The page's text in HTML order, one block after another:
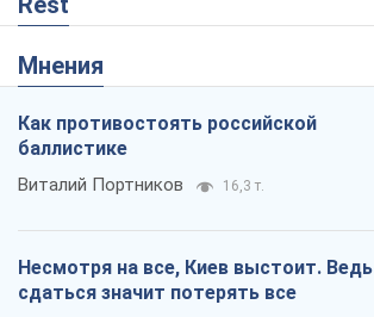
Мнения
Как противостоять российской
баллистике
Виталий Портников 16,3 т.
Несмотря на все, Киев выстоит. Ведь
сдаться значит потерять все